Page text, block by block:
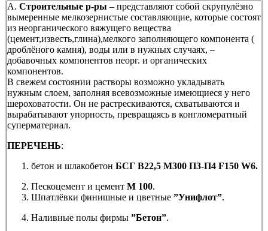
А. Строительные р-ры – представляют собой скрупулёзно
вымеренные мелкозернистые составляющие, которые состоят
из неорганического вяжущего вещества
(цемент,известь,глина),мелкого заполняющего компонента (
дроблёного камня), воды или в нужных случаях, –
добавочных компонентов неорг. и органических
компонентов.
В свежем состоянии растворы возможно укладывать
нужным слоем, заполняя всевозможные имеющиеся у него
шероховатости. Он не растрескиваются, схватываются и
вырабатывают упорность, превращаясь в конгломератный
суперматериал.
ПЕРЕЧЕНЬ:
бетон и шлакобетон БСГ В22,5 М300 П3-П4 F150 W6.
Пескоцемент и цемент М 100.
Шпатлёвки финишные и цветные ”Унифлот”.
Наливные полы фирмы ”Бетон”.